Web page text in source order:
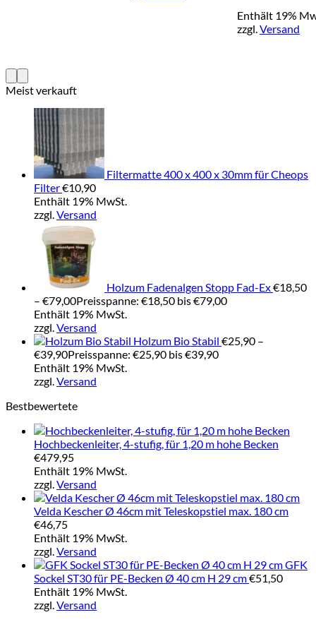
Enthält 19%
zzgl.Versand
Meist verkauft
Filtermatte 400 x 400 x 30mm für Cheops
Filter€10,90
Enthält 19% MwSt.
zzgl.Versand
Holzum Fadenalgen Stopp Fad-Ex€18,50
– €79,00Preisspanne: €18,50 bis €79,00
Enthält 19% MwSt.
zzgl.Versand
Holzum Bio Stabil €25,90 –
€39,90Preisspanne: €25,90 bis €39,90
Enthält 19% MwSt.
zzgl.Versand
Bestbewertete
Hochbeckenleiter, 4-stufig, für 1,20 m hohe Becken
€479,95
Enthält 19% MwSt.
zzgl.Versand
Velda Kescher Ø 46cm mit Teleskopstiel max. 180 cm
€46,75
Enthält 19% MwSt.
zzgl.Versand
GFK
Sockel ST30 für PE-Becken Ø 40 cm H 29 cm€51,50
Enthält 19% MwSt.
zzgl.Versand